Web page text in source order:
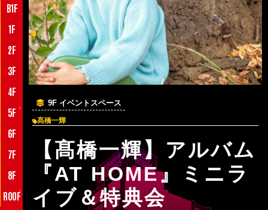
B1F
1F
2F
3F
4F
5F
♪
6F
7F
8F
ROOF♪
9F イベントスペース
髙橋一輝
【髙橋一輝】アルバム
『AT HOME』ミニラ
イブ＆特典会